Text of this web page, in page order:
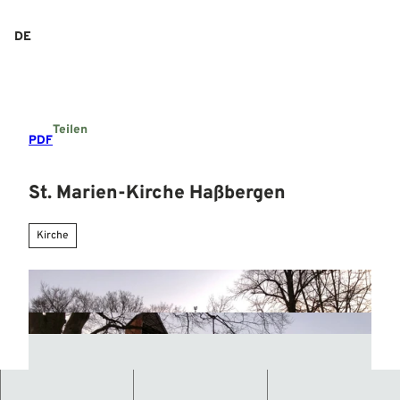
DE
PDF
Teilen
St. Marien-Kirche Haßbergen
Kirche